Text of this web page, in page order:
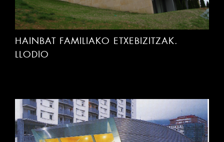
HAINBAT FAMILIAKO ETXEBIZITZAK.
LLODIO